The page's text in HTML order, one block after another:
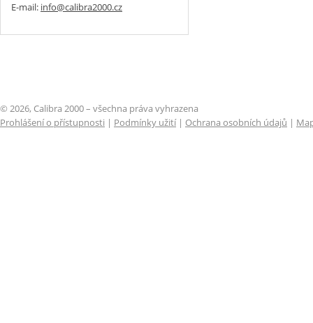
E-mail: info@calibra2000.cz
© 2026, Calibra 2000 – všechna práva vyhrazena
Prohlášení o přístupnosti | Podmínky užití| Ochrana osobních údajů |